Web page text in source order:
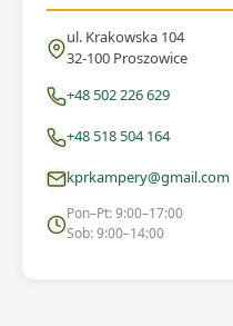
ul. Krakowska 104
32-100 Proszowice
+48 502 226 629
+48 518 504 164
kprkampery@gmail.com
Pon–Pt: 9:00–17:00
Sob: 9:00–14:00